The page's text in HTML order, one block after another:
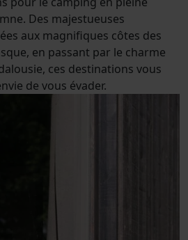
mne. Des majestueuses
ées aux magnifques côtes des
sque, en passant par le charme
alousie, ces destinations vous
nvie de vous évader.